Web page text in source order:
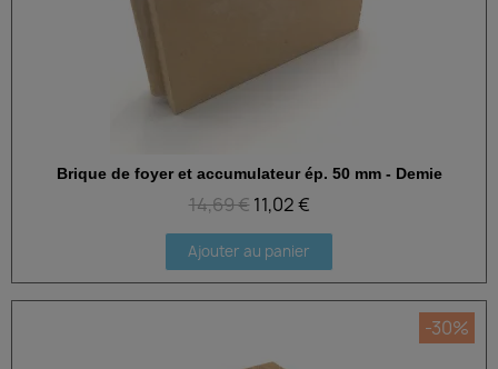
Aperçu rapide
Brique de foyer et accumulateur ép. 50 mm - Demie
14,69 € 11,02 €
Ajouter au panier
-30%